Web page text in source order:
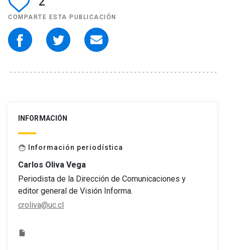
COMPARTE ESTA PUBLICACIÓN
INFORMACIÓN
face Información periodística
Carlos Oliva Vega
Periodista de la Dirección de Comunicaciones y
editor general de Visión Informa.
croliva@uc.cl
insert_drive_file